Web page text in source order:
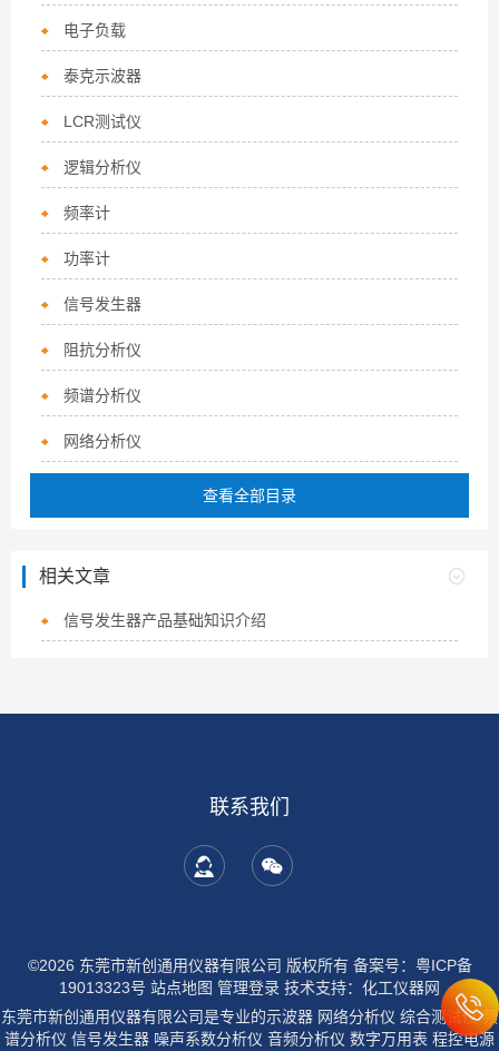
电子负载
泰克示波器
LCR测试仪
逻辑分析仪
频率计
功率计
信号发生器
阻抗分析仪
频谱分析仪
网络分析仪
查看全部目录
相关文章
信号发生器产品基础知识介绍
联系我们
©2026 东莞市新创通用仪器有限公司 版权所有 备案号：粤ICP备
19013323号 站点地图 管理登录 技术支持： 化工仪器网
东莞市新创通用仪器有限公司是专业的示波器 网络分析仪 综合测试仪 频
谱分析仪 信号发生器 噪声系数分析仪 音频分析仪 数字万用表 程控电源